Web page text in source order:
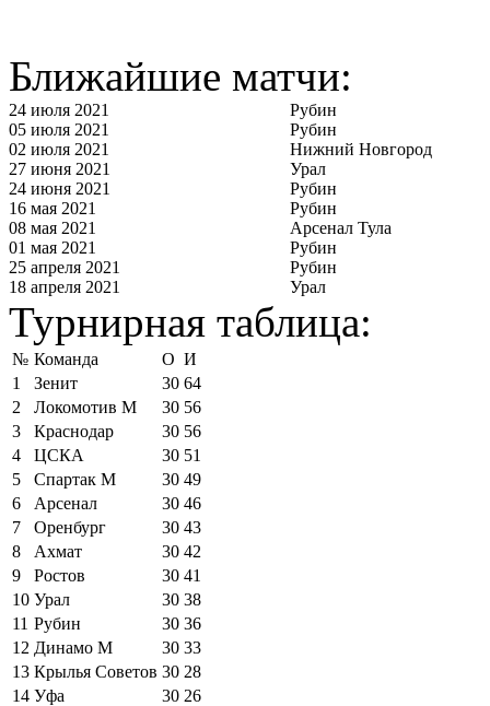
Ближайшие матчи:
24 июля 2021
Рубин
05 июля 2021
Рубин
02 июля 2021
Нижний Новгород
27 июня 2021
Урал
24 июня 2021
Рубин
16 мая 2021
Рубин
08 мая 2021
Арсенал Тула
01 мая 2021
Рубин
25 апреля 2021
Рубин
18 апреля 2021
Урал
Турнирная таблица:
№ Команда О И
1
Зенит 30 64
2
Локомотив М 30 56
3
Краснодар 30 56
4
ЦСКА 30 51
5
Спартак М 30 49
6
Арсенал 30 46
7
Оренбург 30 43
8
Ахмат 30 42
9
Ростов 30 41
10 Урал 30 38
11 Рубин 30 36
12 Динамо М 30 33
13 Крылья Советов 30 28
14 Уфа 30 26